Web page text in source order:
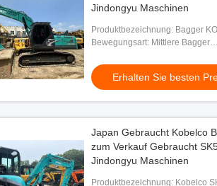
Jindongyu Maschinen
Produktbezeichnung: Bagger
SK200
Bewegungsart: Mittlere Bagger
Erhalten Sie besten
Japan Gebraucht Kobelco
zum Verkauf Gebraucht
Jindongyu Maschinen
Produktbezeichnung: Kobelco